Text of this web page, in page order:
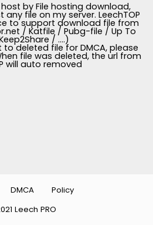
by File hosting download,
any file on my server. LeechTOP
to support download file from
/ Katfile / Pubg-file / Up To
/ ....)
deleted file for DMCA, please
file was deleted, the url from
will auto removed
Leech PRO
DMCA Policy